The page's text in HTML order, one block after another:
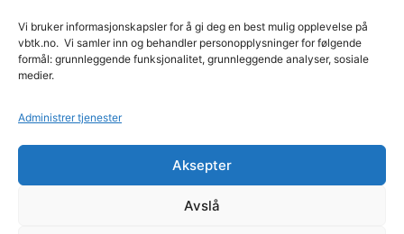
Vi bruker informasjonskapsler for å gi deg en best mulig opplevelse på
vbtk.no. Vi samler inn og behandler personopplysninger for følgende
formål: grunnleggende funksjonalitet, grunnleggende analyser, sosiale
medier.
Administrer tjenester
Aksepter
Avslå
Adresse: Paal Bergs vei 125
1348 Rykkinn
Mail:post@vbtk.no